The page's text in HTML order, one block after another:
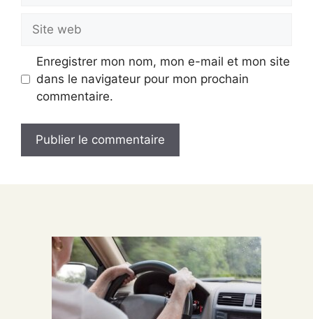
Site
web
Enregistrer mon nom, mon e-mail et mon site
dans le navigateur pour mon prochain
commentaire.